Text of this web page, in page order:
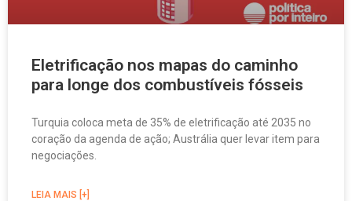
Eletrificação nos mapas do caminho
para longe dos combustíveis fósseis
Turquia coloca meta de 35% de eletrificação até 2035 no
coração da agenda de ação; Austrália quer levar item para
negociações.
LEIA MAIS [+]